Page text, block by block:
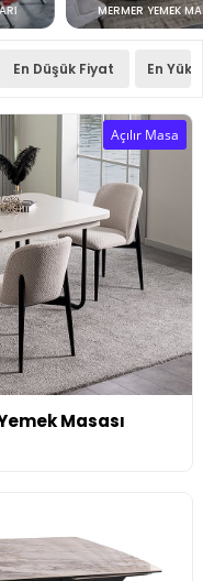
MERMER YEMEK
En Düşük Fiyat En
Masası
Açılır Masa